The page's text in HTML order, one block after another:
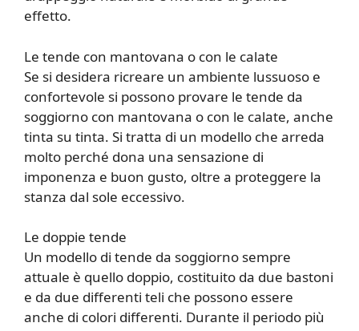
effetto.
Le tende con mantovana o con le calate
Se si desidera ricreare un ambiente lussuoso e
confortevole si possono provare le tende da
soggiorno con mantovana o con le calate, anche
tinta su tinta. Si tratta di un modello che arreda
molto perché dona una sensazione di
imponenza e buon gusto, oltre a proteggere la
stanza dal sole eccessivo.
Le doppie tende
Un modello di tende da soggiorno sempre
attuale è quello doppio, costituito da due bastoni
e da due differenti teli che possono essere
anche di colori differenti. Durante il periodo più